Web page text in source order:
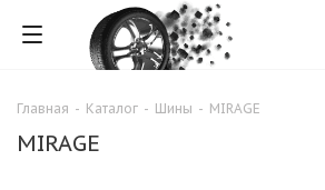
Главная - Каталог - Шины - MIRAGE
MIRAGE